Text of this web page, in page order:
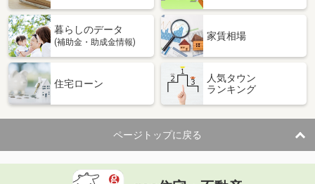
暮らしのデータ
(補助金・助成金情報)
家賃相場
住宅ローン
人気タウン
ランキング
ページトップに戻る